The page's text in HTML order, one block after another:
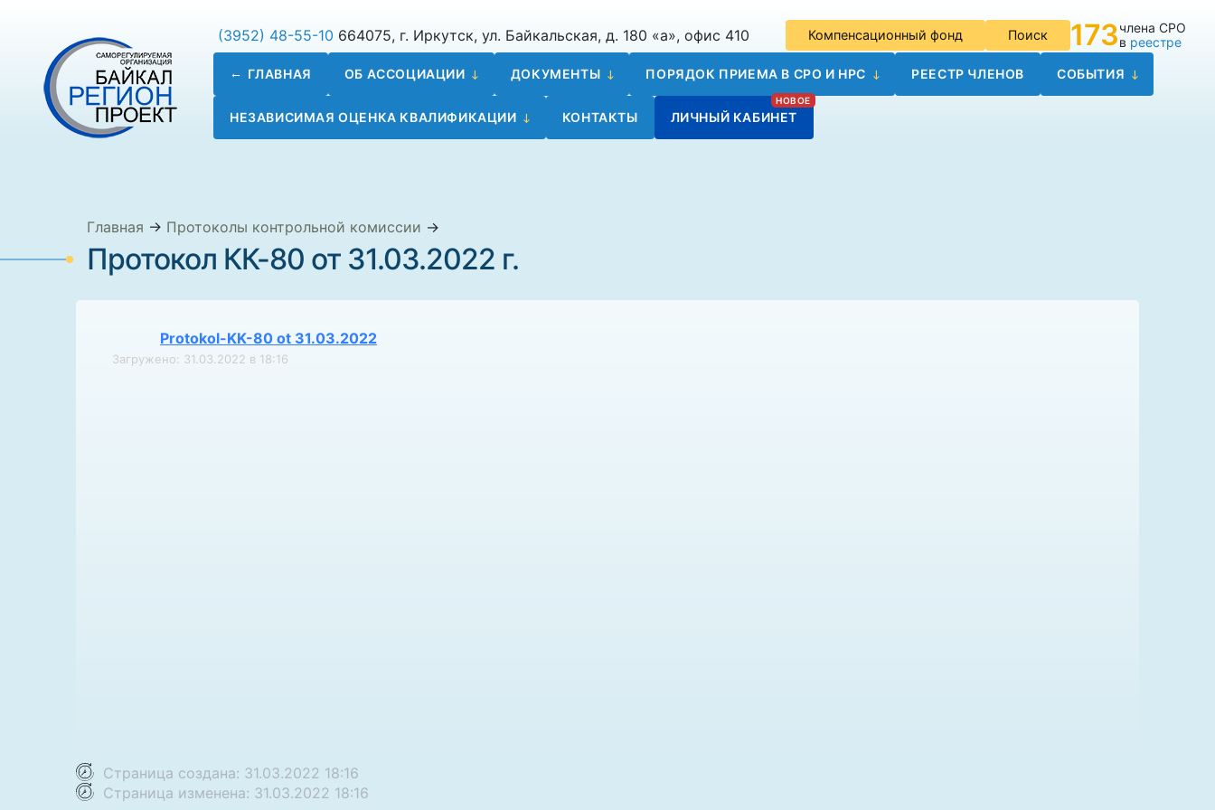
(3952) 48-55-10 664075, г. Иркутск, ул. Байкальская, д. 180 «а», офис 410 Компенсационный фонд Поиск 173члена СРО
в реестре
ГЛАВНАЯ ОБ АССОЦИАЦИИ ДОКУМЕНТЫ ПОРЯДОК ПРИЕМА В СРО И НРС РЕЕСТР ЧЛЕНОВ СОБЫТИЯ
НЕЗАВИСИМАЯ ОЦЕНКА КВАЛИФИКАЦИИ КОНТАКТЫ ЛИЧНЫЙ КАБИНЕТ
Главная → Протоколы контрольной комиссии →
Протокол КК-80 от 31.03.2022 г.
Protokol-KK-80 ot 31.03.2022
Загружено: 31.03.2022 в 18:16
Страница создана: 31.03.2022 18:16
Страница изменена: 31.03.2022 18:16